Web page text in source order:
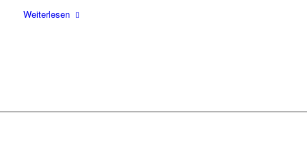
Wei­ter­le­sen